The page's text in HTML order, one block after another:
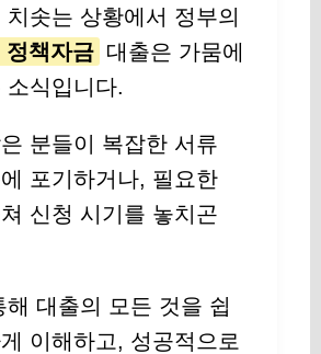
치솟는 상황에서 정부의
정책자금 대출은 가뭄에
소식입니다.
분들이 복잡한 서류
포기하거나, 필요한
신청 시기를 놓치곤
해 대출의 모든 것을 쉽
이해하고, 성공적으로